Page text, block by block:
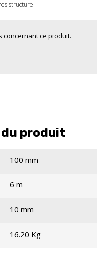
structure.
concernant ce produit.
produit
100 mm
6 m
10 mm
16.20 Kg